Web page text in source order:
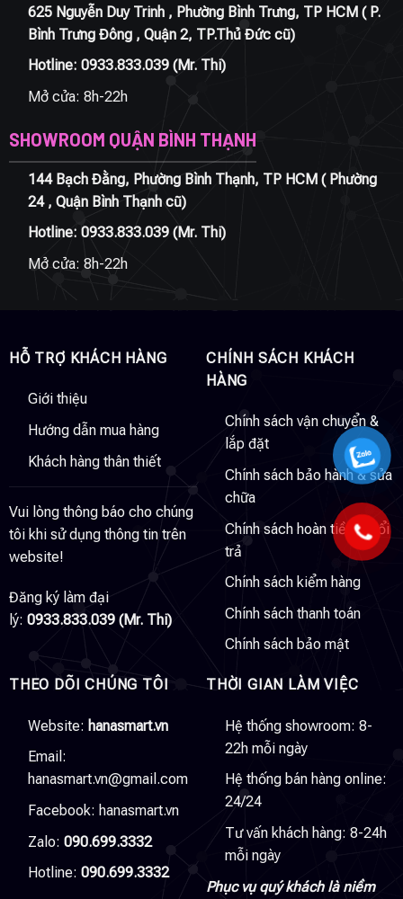
625 Nguyễn Duy Trinh , Phường Bình Trưng, TP HCM ( P.
Bình Trưng Đông , Quận 2, TP.Thủ Đức cũ)
Hotline: 0933.833.039(Mr. Thi)
Mở cửa: 8h-22h
SHOWROOM QUẬN BÌNH THẠNH
144 Bạch Đằng, Phường Bình Thạnh, TP HCM ( Phường
24 , Quận Bình Thạnh cũ)
Hotline: 0933.833.039(Mr. Thi)
Mở cửa: 8h-22h
HỖ TRỢ KHÁCH HÀNG
Giới thiệu
Hướng dẫn mua hàng
Khách hàng thân thiết
Vui lòng thông báo cho chúng
tôi khi sử dụng thông tin trên
website!
Đăng ký làm đại
lý: 0933.833.039 (Mr. Thi)
CHÍNH SÁCH KHÁCH
HÀNG
Chính sách vận chuyển &
lắp đặt
Chính sách bảo hành & sửa
chữa
Chính sách hoàn tiền & đổi
trả
Chính sách kiểm hàng
Chính sách thanh toán
Chính sách bảo mật
THEO DÕI CHÚNG TÔI
Website: hanasmart.vn
Email:
hanasmart.vn@gmail.com
Facebook: hanasmart.vn
Zalo: 090.699.3332
Hotline: 090.699.3332
THỜI GIAN LÀM VIỆC
Hệ thống showroom: 8-
22h mỗi ngày
Hệ thống bán hàng online:
24/24
Tư vấn khách hàng: 8-24h
mỗi ngày
Phục vụ quý khách là niềm